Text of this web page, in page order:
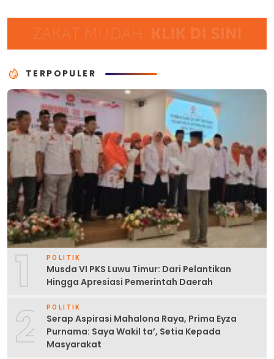
TERPOPULER
1 POLITIK
Musda VI PKS Luwu Timur: Dari Pelantikan
Hingga Apresiasi Pemerintah Daerah
2 POLITIK
Serap Aspirasi Mahalona Raya, Prima Eyza
Purnama: Saya Wakil ta’, Setia Kepada
Masyarakat